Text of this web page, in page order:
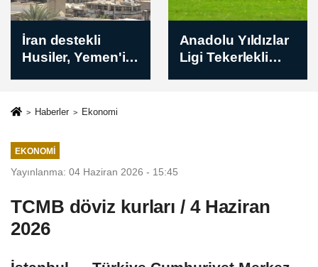
Anadolu Yıldızlar
Ligi Tekerlekli
başladı
Anadolu Yıldızlar
Ligi Tekerlekli
Haberler Ekonomi
EKONOMI
Yayınlanma: 04 Haziran 2026 - 15:45
TCMB döviz kurları / 4 Haziran
2026